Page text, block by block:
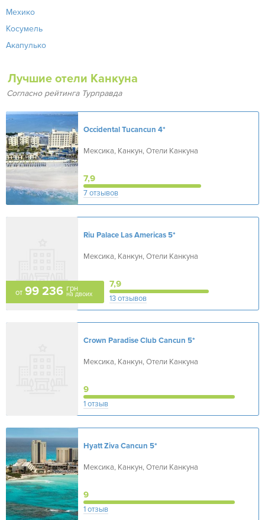
Мехико
Косумель
Акапулько
Лучшие отели Канкуна
Согласно рейтинга Турправда
Occidental Tucancun 4*
Мексика, Канкун, Отели Канкуна
7,9
7 отзывов
от 99 236 грн
на двоих
Riu Palace Las Americas5*
Мексика, Канкун, Отели Канкуна
7,9
13 отзывов
Crown Paradise Club Cancun 5*
Мексика, Канкун, Отели Канкуна
9
1 отзыв
Hyatt Ziva Cancun 5*
Мексика, Канкун, Отели Канкуна
9
1 отзыв